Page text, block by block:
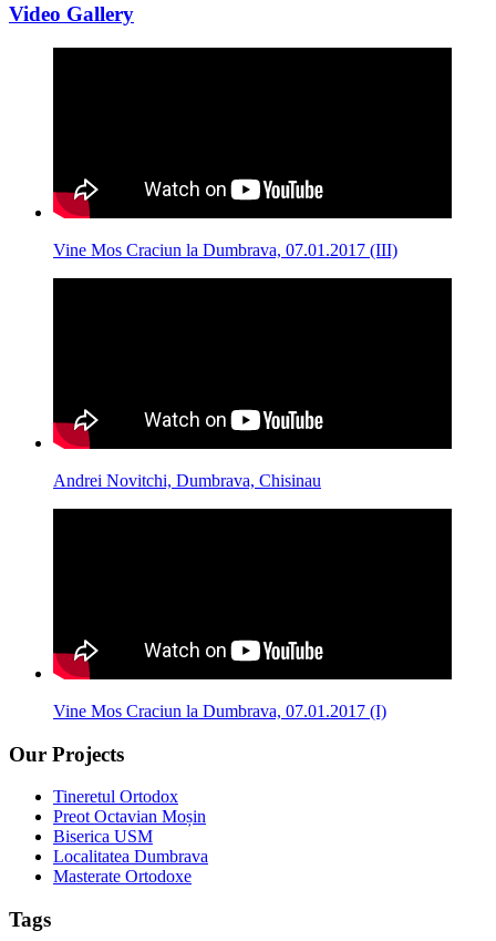
Video Gallery
Vine Mos Craciun la Dumbrava, 07.01.2017 (III)
Andrei Novitchi, Dumbrava, Chisinau
Vine Mos Craciun la Dumbrava, 07.01.2017 (I)
Our Projects
Tineretul Ortodox
Preot Octavian Moșin
Biserica USM
Localitatea Dumbrava
Masterate Ortodoxe
Tags